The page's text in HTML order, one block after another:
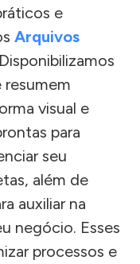
e
Arquivos
visual e
para
seu
além de
auxiliar na
negócio. Esses
processos e